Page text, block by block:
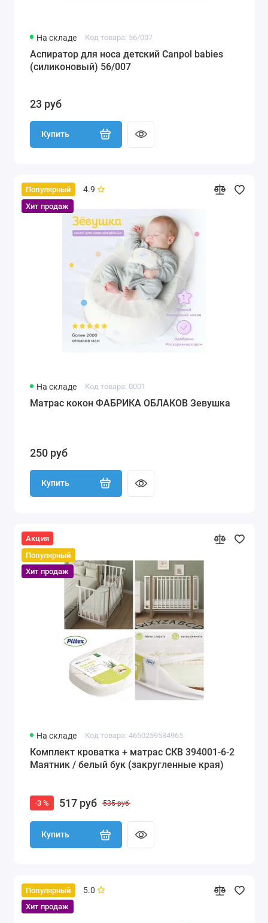
На складе Код товара: 56/007
Аспиратор для носа детский Canpol babies
(силиконовый) 56/007
23 руб
Купить
Популярный
Хит продаж
4.9
На складе Код товара: 0001
Матрас кокон ФАБРИКА ОБЛАКОВ Зевушка
250 руб
Купить
Акция
Популярный
Хит продаж
На складе Код товара: 4650259584965
Комплект кроватка + матрас СКВ 394001-6-2
Маятник / белый бук (закругленные края)
-3 % 517 руб 535 руб
Купить
Популярный
Хит продаж
5.0